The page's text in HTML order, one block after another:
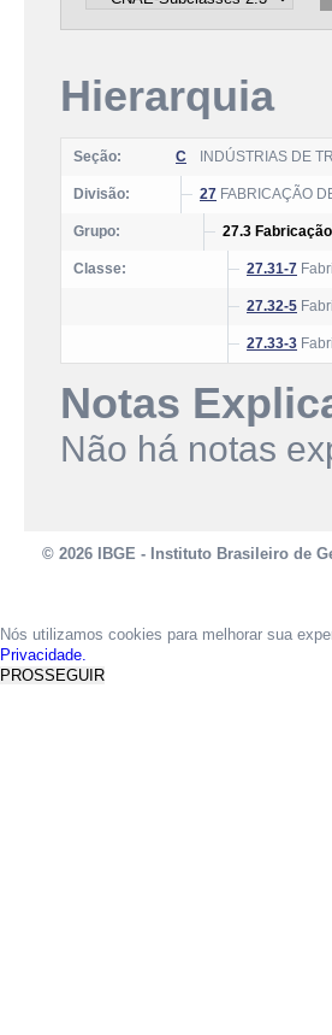
Hierarquia
Seção: C INDÚSTRIAS DE
Divisão: 27 FABRICAÇÃO
Grupo: 27.3
Classe: 27.31-7
27.32-5
27.33-3
Notas
Não há notas
© 2026 IBGE - Instituto Brasileiro de
Nós utilizamos cookies para melhorar sua
Privacidade.
PROSSEGUIR